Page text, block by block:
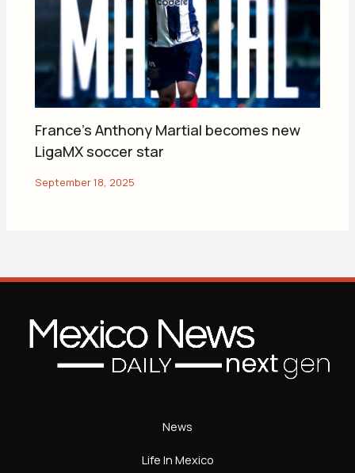
France’s Anthony Martial becomes new
LigaMX soccer star
News
Life In Mexico